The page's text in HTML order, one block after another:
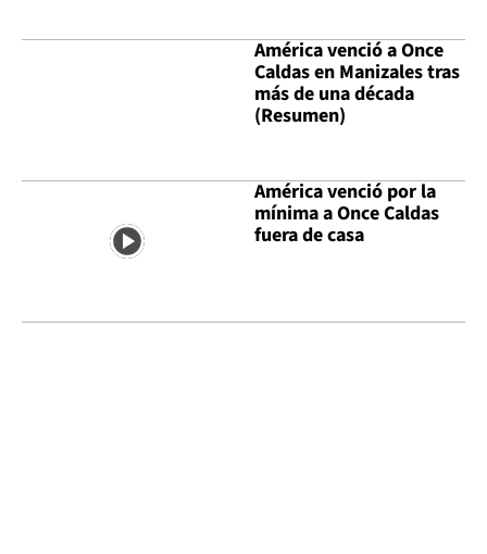
América venció a Once
Caldas en Manizales tras
más de una década
(Resumen)
América venció por la
mínima a Once Caldas
fuera de casa